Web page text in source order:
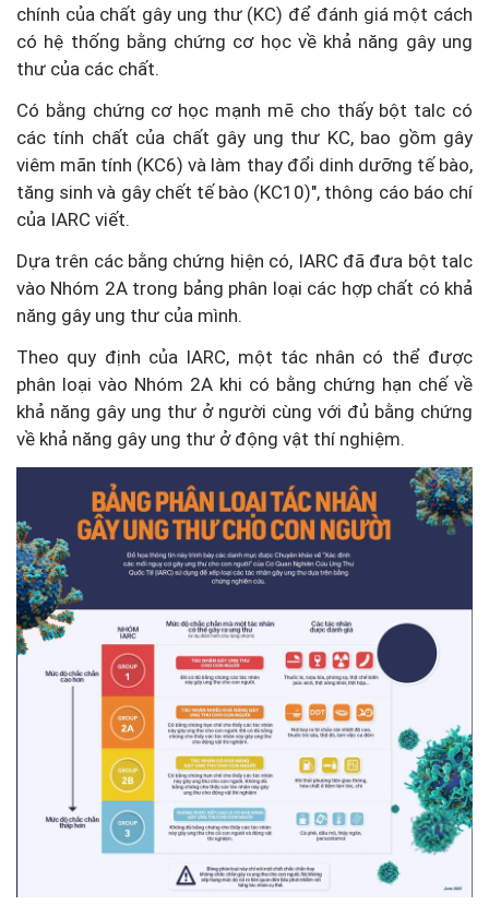
chính của chất gây ung thư (KC) để đánh giá một cách
có hệ thống bằng chứng cơ học về khả năng gây ung
thư của các chất.
Có bằng chứng cơ học mạnh mẽ cho thấy bột talc có
các tính chất của chất gây ung thư KC, bao gồm gây
viêm mãn tính (KC6) và làm thay đổi dinh dưỡng tế bào,
tăng sinh và gây chết tế bào (KC10)", thông cáo báo chí
của IARC viết.
Dựa trên các bằng chứng hiện có, IARC đã đưa bột talc
vào Nhóm 2A trong bảng phân loại các hợp chất có khả
năng gây ung thư của mình.
Theo quy định của IARC, một tác nhân có thể được
phân loại vào Nhóm 2A khi có bằng chứng hạn chế về
khả năng gây ung thư ở người cùng với đủ bằng chứng
về khả năng gây ung thư ở động vật thí nghiệm.